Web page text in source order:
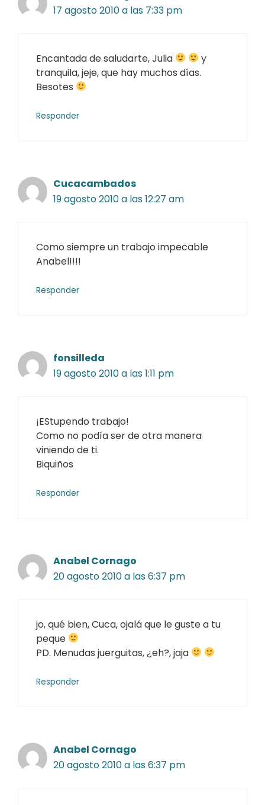
17 agosto 2010 a las 7:33 pm
Encantada de saludarte, Julia
y
tranquila, jeje, que hay muchos días.
Besotes
Responder
Cucacambados
19 agosto 2010 a las 12:27 am
Como siempre un trabajo impecable
Anabel!!!!
Responder
fonsilleda
19 agosto 2010 a las 1:11 pm
¡EStupendo trabajo!
Como no podía ser de otra manera
viniendo de ti.
Biquiños
Responder
Anabel Cornago
20 agosto 2010 a las 6:37 pm
jo, qué bien, Cuca, ojalá que le guste a tu
peque
PD. Menudas juerguitas, ¿eh?, jaja
Responder
Anabel Cornago
20 agosto 2010 a las 6:37 pm